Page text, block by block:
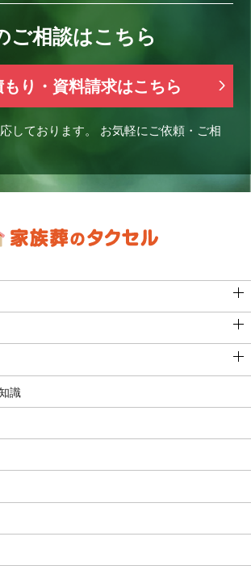
ご相談はこちら
り・資料請求はこちら
しております。
お気軽にご依頼・ご相
識